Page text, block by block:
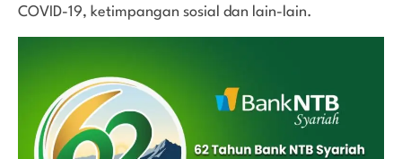
COVID-19, ketimpangan sosial dan lain-lain.